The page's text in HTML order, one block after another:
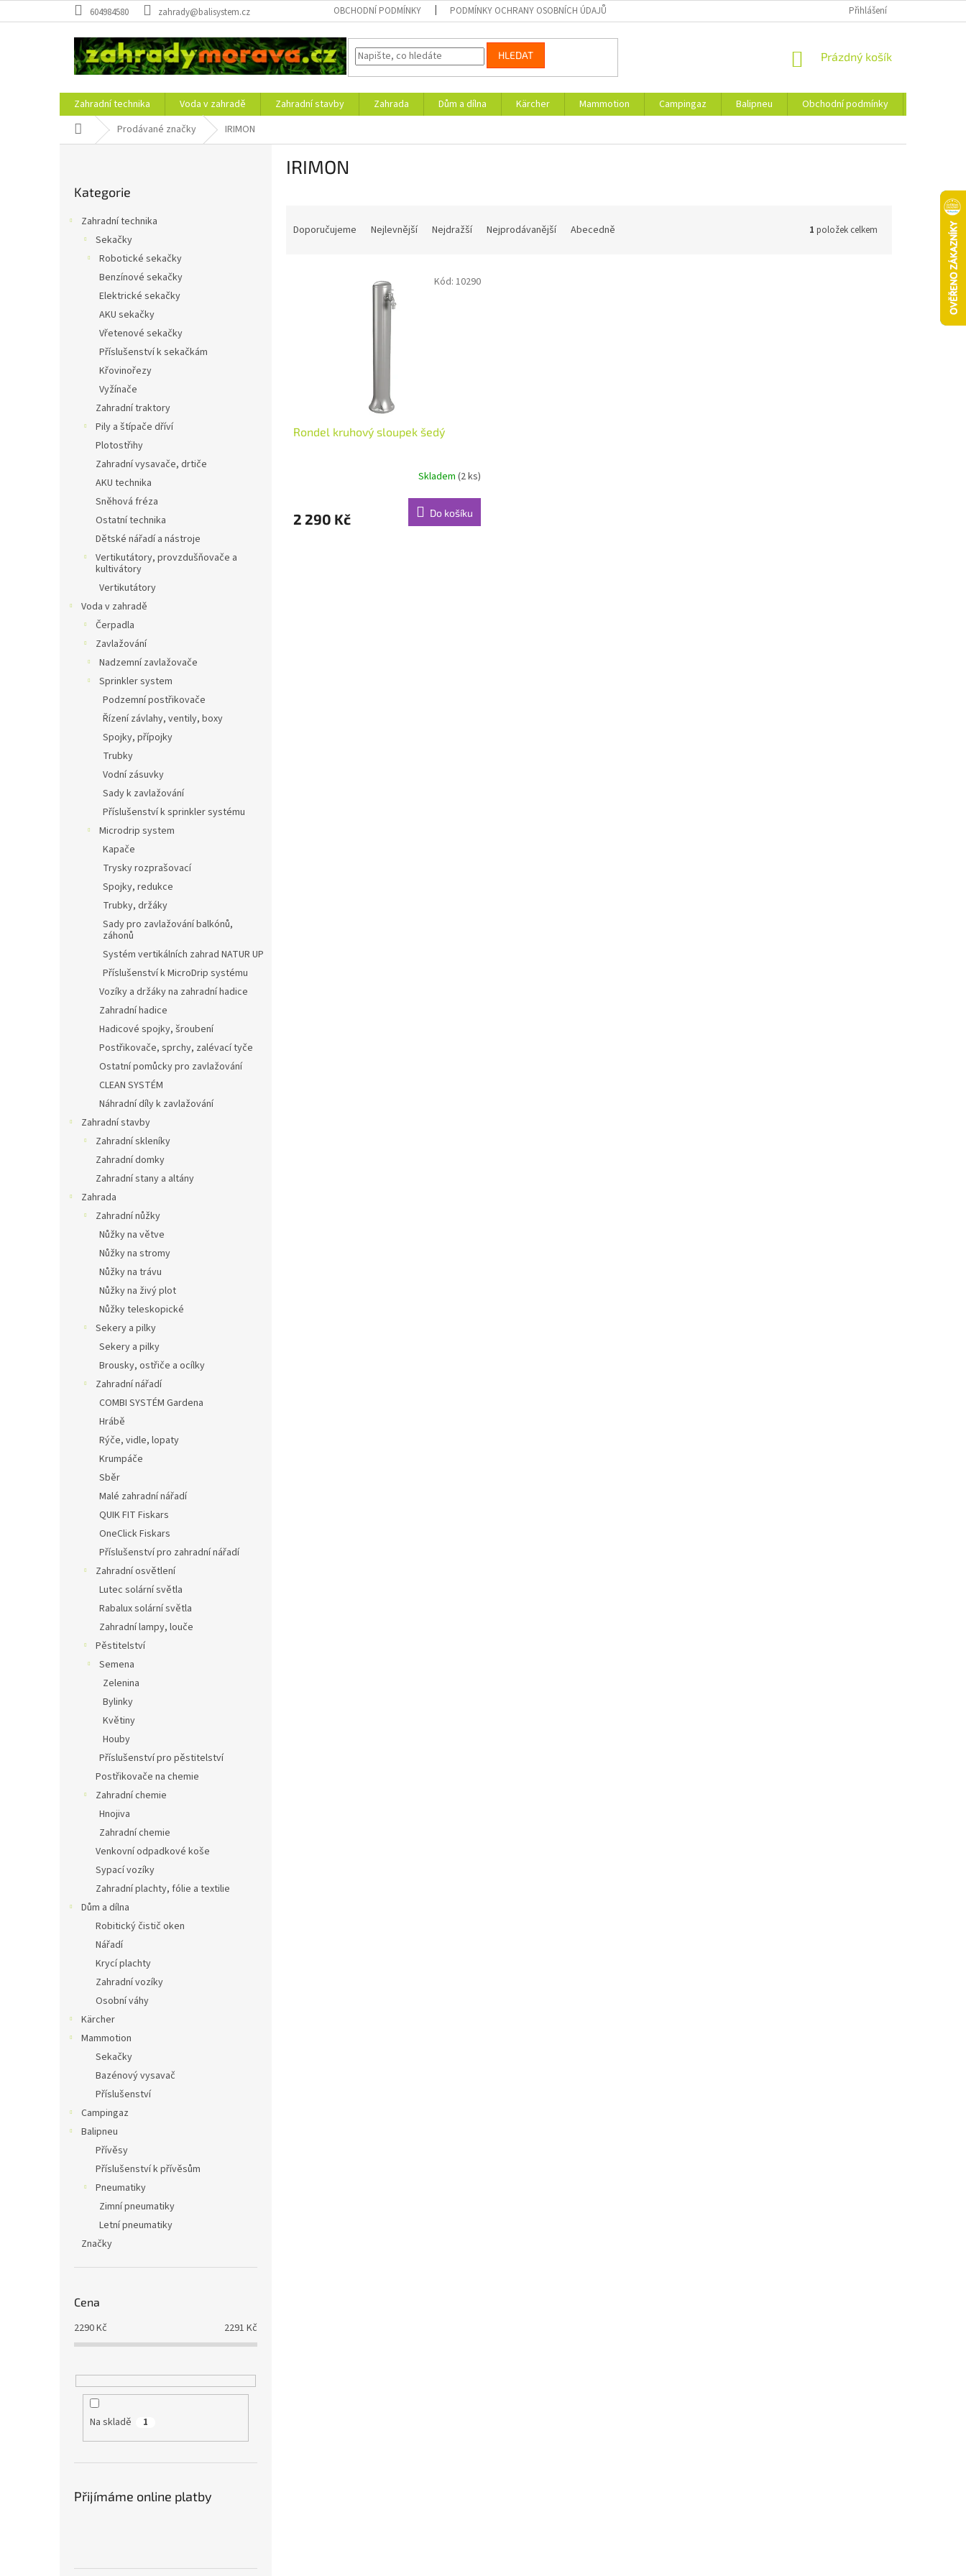
na
604984580 zahrady@balisystem.cz OBCHODNÍ PODMÍNKY PODMÍNKY OCHRANY OSOBNÍCH ÚDAJŮ Přihlášení
HLEDAT
NÁKUPNÍ
Prázdný košík
Zahradní technika Voda v zahradě Zahradní stavby Zahrada Dům a dílna Kärcher Mammotion Campingaz Balipneu Obchodní podmínky
Domů Prodávané značky IRIMON
kategorie
Kategorie
Zahradní technika
Sekačky
Robotické sekačky
Benzínové sekačky
Elektrické sekačky
AKU sekačky
Vřetenové sekačky
Příslušenství k sekačkám
Křovinořezy
Vyžínače
Zahradní traktory
Pily a štípače dříví
Plotostřihy
Zahradní vysavače, drtiče
AKU technika
Sněhová fréza
Ostatní technika
Dětské nářadí a nástroje
Vertikutátory, provzdušňovače a
kultivátory
Vertikutátory
Voda v zahradě
Čerpadla
Zavlažování
Nadzemní zavlažovače
Sprinkler system
Podzemní postřikovače
Řízení závlahy, ventily, boxy
Spojky, přípojky
Trubky
Vodní zásuvky
Sady k zavlažování
Příslušenství k sprinkler systému
Microdrip system
Kapače
Trysky rozprašovací
Spojky, redukce
Trubky, držáky
Sady pro zavlažování balkónů,
záhonů
Systém vertikálních zahrad NATUR UP
Příslušenství k MicroDrip systému
Vozíky a držáky na zahradní hadice
Zahradní hadice
Hadicové spojky, šroubení
Postřikovače, sprchy, zalévací tyče
Ostatní pomůcky pro zavlažování
CLEAN SYSTÉM
Náhradní díly k zavlažování
Zahradní stavby
Zahradní skleníky
Zahradní domky
Zahradní stany a altány
Zahrada
Zahradní nůžky
Nůžky na větve
Nůžky na stromy
Nůžky na trávu
Nůžky na živý plot
Nůžky teleskopické
Sekery a pilky
Sekery a pilky
Brousky, ostřiče a ocílky
Zahradní nářadí
COMBI SYSTÉM Gardena
Hrábě
Rýče, vidle, lopaty
Krumpáče
Sběr
Malé zahradní nářadí
QUIK FIT Fiskars
OneClick Fiskars
Příslušenství pro zahradní nářadí
Zahradní osvětlení
Lutec solární světla
Rabalux solární světla
Zahradní lampy, louče
Pěstitelství
Semena
Zelenina
Bylinky
Květiny
Houby
Příslušenství pro pěstitelství
Postřikovače na chemie
Zahradní chemie
Hnojiva
Zahradní chemie
Venkovní odpadkové koše
Sypací vozíky
Zahradní plachty, fólie a textilie
Dům a dílna
Robitický čistič oken
Nářadí
Krycí plachty
Zahradní vozíky
Osobní váhy
Kärcher
Mammotion
Sekačky
Bazénový vysavač
Příslušenství
Campingaz
Balipneu
Přívěsy
Příslušenství k přívěsům
Pneumatiky
Zimní pneumatiky
Letní pneumatiky
Značky
Cena
2290Kč 2291 Kč
Na skladě 1
Přijímáme online platby
IRIMON
Doporučujeme Nejlevnější Nejdražší Nejprodávanější Abecedně 1 položek celkem
Rondel kruhový sloupek šedý
Skladem (2 ks)
2 290 Kč Do košíku
Kód: 10290